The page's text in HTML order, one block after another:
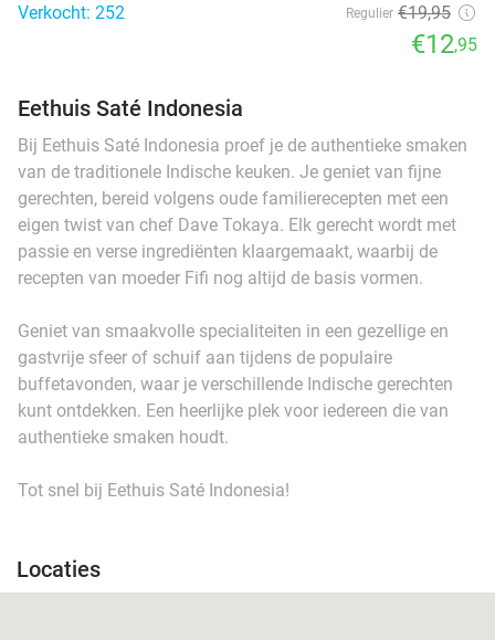
Verkocht: 252
Regulier €19,95
€12,95
Eethuis Saté Indonesia
Bij Eethuis Saté Indonesia proef je de authentieke smaken
van de traditionele Indische keuken. Je geniet van fijne
gerechten, bereid volgens oude familierecepten met een
eigen twist van chef Dave Tokaya. Elk gerecht wordt met
passie en verse ingrediënten klaargemaakt, waarbij de
recepten van moeder Fifi nog altijd de basis vormen.
Geniet van smaakvolle specialiteiten in een gezellige en
gastvrije sfeer of schuif aan tijdens de populaire
buffetavonden, waar je verschillende Indische gerechten
kunt ontdekken. Een heerlijke plek voor iedereen die van
authentieke smaken houdt.
Tot snel bij Eethuis Saté Indonesia!
Locaties